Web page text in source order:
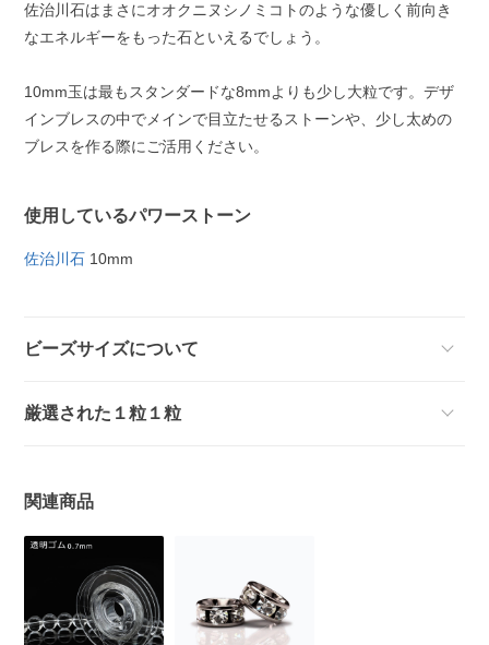
佐治川石はまさにオオクニヌシノミコトのような優しく前向き
なエネルギーをもった石といえるでしょう。
10mm玉は最もスタンダードな8mmよりも少し大粒です。デザ
インブレスの中でメインで目立たせるストーンや、少し太めの
ブレスを作る際にご活用ください。
使用しているパワーストーン
佐治川石 10mm
ビーズサイズについて
厳選された１粒１粒
関連商品